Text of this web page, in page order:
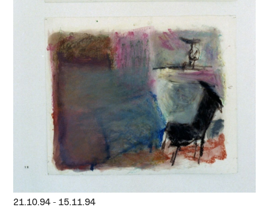
21.10.94 - 15.11.94